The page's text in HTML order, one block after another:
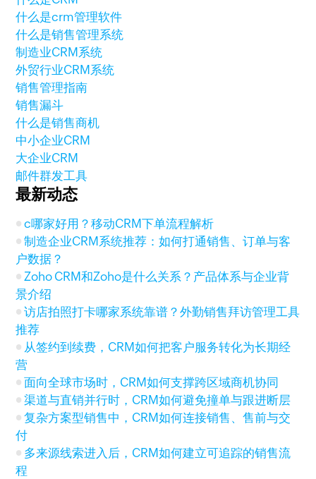
什么是crm管理软件
什么是销售管理系统
制造业CRM系统
外贸行业CRM系统
销售管理指南
销售漏斗
什么是销售商机
中小企业CRM
大企业CRM
邮件群发工具
最新动态
c哪家好用？移动CRM下单流程解析
制造企业CRM系统推荐：如何打通销售、订单与客
户数据？
Zoho CRM和Zoho是什么关系？产品体系与企业背
景介绍
访店拍照打卡哪家系统靠谱？外勤销售拜访管理工具
推荐
从签约到续费，CRM如何把客户服务转化为长期经
营
面向全球市场时，CRM如何支撑跨区域商机协同
渠道与直销并行时，CRM如何避免撞单与跟进断层
复杂方案型销售中，CRM如何连接销售、售前与交
付
多来源线索进入后，CRM如何建立可追踪的销售流
程